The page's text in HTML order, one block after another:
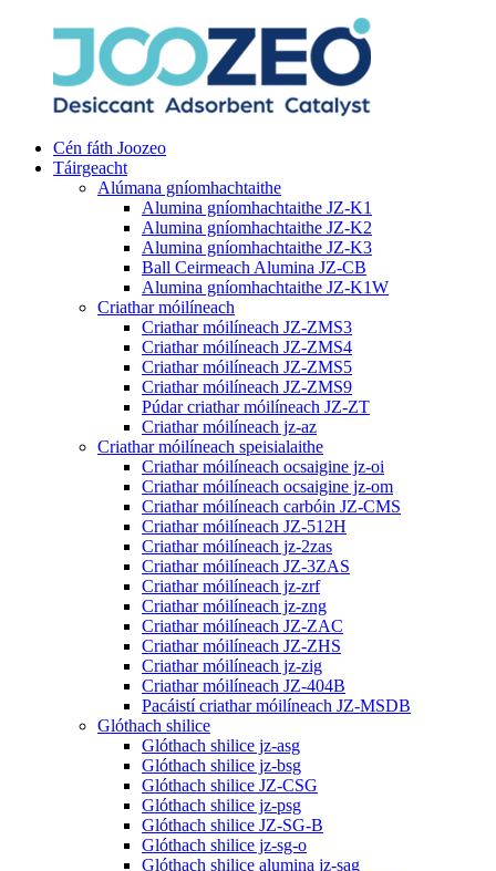
Cén fáth Joozeo
Táirgeacht
Alúmana gníomhachtaithe
Alumina gníomhachtaithe JZ-K1
Alumina gníomhachtaithe JZ-K2
Alumina gníomhachtaithe JZ-K3
Ball Ceirmeach Alumina JZ-CB
Alumina gníomhachtaithe JZ-K1W
Criathar móilíneach
Criathar móilíneach JZ-ZMS3
Criathar móilíneach JZ-ZMS4
Criathar móilíneach JZ-ZMS5
Criathar móilíneach JZ-ZMS9
Púdar criathar móilíneach JZ-ZT
Criathar móilíneach jz-az
Criathar móilíneach speisialaithe
Criathar móilíneach ocsaigine jz-oi
Criathar móilíneach ocsaigine jz-om
Criathar móilíneach carbóin JZ-CMS
Criathar móilíneach JZ-512H
Criathar móilíneach jz-2zas
Criathar móilíneach JZ-3ZAS
Criathar móilíneach jz-zrf
Criathar móilíneach jz-zng
Criathar móilíneach JZ-ZAC
Criathar móilíneach JZ-ZHS
Criathar móilíneach jz-zig
Criathar móilíneach JZ-404B
Pacáistí criathar móilíneach JZ-MSDB
Glóthach shilice
Glóthach shilice jz-asg
Glóthach shilice jz-bsg
Glóthach shilice JZ-CSG
Glóthach shilice jz-psg
Glóthach shilice JZ-SG-B
Glóthach shilice jz-sg-o
Glóthach shilice alumina jz-sag